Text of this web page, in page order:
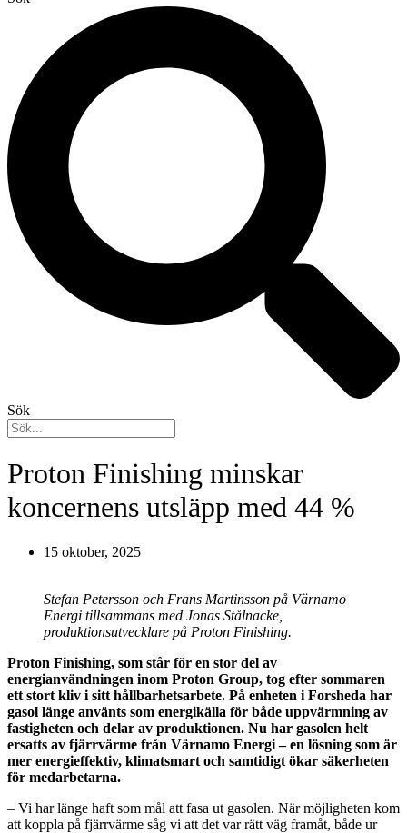
Sök
Proton Finishing minskar
koncernens utsläpp med 44 %
15 oktober, 2025
Stefan Petersson och Frans Martinsson på Värnamo
Energi tillsammans med Jonas Stålnacke,
produktionsutvecklare på Proton Finishing.
Proton Finishing, som står för en stor del av
energianvändningen inom Proton Group, tog efter sommaren
ett stort kliv i sitt hållbarhetsarbete. På enheten i Forsheda har
gasol länge använts som energikälla för både uppvärmning av
fastigheten och delar av produktionen. Nu har gasolen helt
ersatts av fjärrvärme från Värnamo Energi – en lösning som är
mer energieffektiv, klimatsmart och samtidigt ökar säkerheten
för medarbetarna.
– Vi har länge haft som mål att fasa ut gasolen. När möjligheten kom
att koppla på fjärrvärme såg vi att det var rätt väg framåt, både ur